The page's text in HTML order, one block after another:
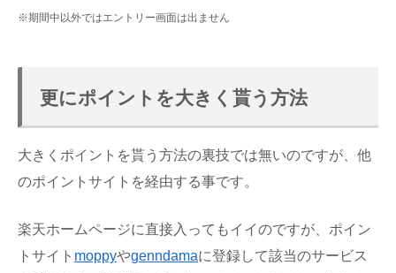
※期間中以外ではエントリー画面は出ません
更にポイントを大きく貰う方法
大きくポイントを貰う方法の裏技では無いのですが、他
のポイントサイトを経由する事です。
楽天ホームページに直接入ってもイイのですが、ポイン
トサイト moppyやgenndamaに登録して該当のサービス